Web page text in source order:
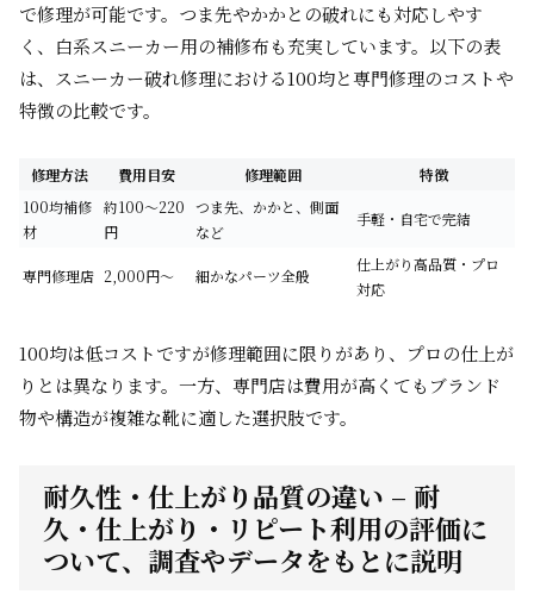
で修理が可能です。つま先やかかとの破れにも対応しやす
く、白系スニーカー用の補修布も充実しています。以下の表
は、スニーカー破れ修理における100均と専門修理のコストや
特徴の比較です。
修理方法 費用目安 修理範囲
特徴
100均補修
材
約100～220
円
つま先、かかと、側面
など
手軽・自宅で完結
専門修理店 2,000円～ 細かなパーツ全般
仕上がり高品質・プロ
対応
100均は低コストですが修理範囲に限りがあり、プロの仕上が
りとは異なります。一方、専門店は費用が高くてもブランド
物や構造が複雑な靴に適した選択肢です。
耐久性・仕上がり品質の違い – 耐
久・仕上がり・リピート利用の評価に
ついて、調査やデータをもとに説明